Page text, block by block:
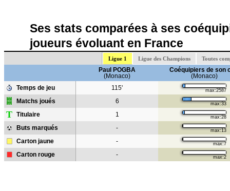
Ses stats comparées à ses
joueurs évoluant en France
Ligue 1 Ligue des Champions Toutes
Paul POGBA
(Monaco)
Coéquipiers de son
(Monaco)
Temps de jeu
115' max:2587
Matchs joués 6 max:33
T Titulaire 1 max:28
Buts marqués - max:13
Carton jaune - max:7
Carton rouge - max:2